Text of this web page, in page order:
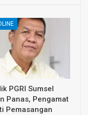
PGRI Sumsel
Panas, Pengamat
Pemasangan